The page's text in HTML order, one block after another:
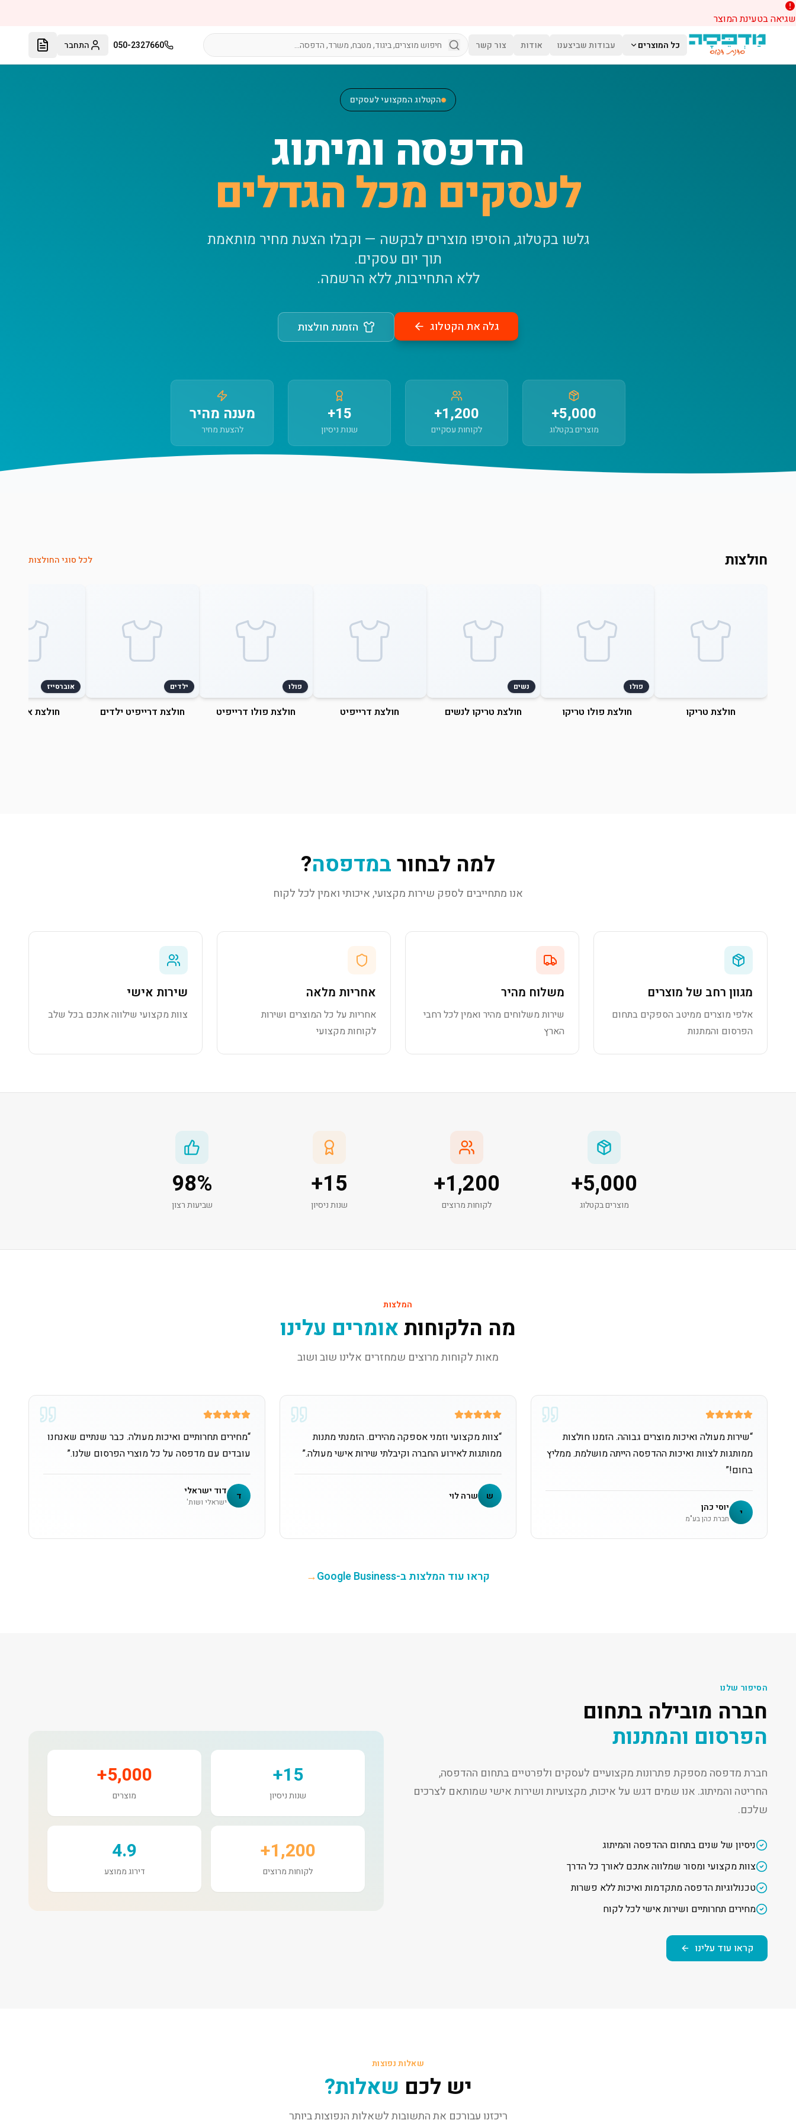
שגיאה בטעינת המוצר
דלג לתוכן הראשי
כל המוצרים עבודות שביצענו אודות צור קשר 050-2327660 התחבר
הקטלוג המקצועי לעסקים
הדפסה ומיתוג
לעסקים מכל הגדלים
גלשו בקטלוג, הוסיפו מוצרים לבקשה — וקבלו הצעת מחיר מותאמת
תוך יום עסקים.
ללא התחייבות, ללא הרשמה.
גלה את הקטלוג הזמנת חולצות
5,000+
מוצרים בקטלוג
1,200+
לקוחות עסקיים
15+
שנות ניסיון
מענה מהיר
להצעת מחיר
חולצות לכל סוגי החולצות
חולצת טריקו
פולו
חולצת פולו טריקו
נשים
חולצת טריקו לנשים חולצת דרייפיט
פולו
חולצת פולו דרייפיט
ילדים
חולצת דרייפיט ילדים
אוברסייז
חולצת
למה לבחורבמדפסה?
אנו מתחייבים לספק שירות מקצועי, איכותי ואמין לכל לקוח
מגוון רחב של מוצרים
אלפי מוצרים ממיטב הספקים בתחום
הפרסום והמתנות
משלוח מהיר
שירות משלוחים מהיר ואמין לכל רחבי
הארץ
אחריות מלאה
אחריות על כל המוצרים ושירות
לקוחות מקצועי
שירות אישי
צוות מקצועי שילווה אתכם בכל שלב
5,000
+
מוצרים בקטלוג
1,200
+
לקוחות מרוצים
15
+
שנות ניסיון
98%
שביעות רצון
המלצות
מה הלקוחותאומרים עלינו
מאות לקוחות מרוצים שמחזרים אלינו שוב ושוב
“שירות מעולה ואיכות מוצרים גבוהה. הזמנו חולצות
ממותגות לצוות ואיכות ההדפסה הייתה מושלמת. ממליץ
בחום!”
י יוסי כהן
חברת כהן בע"מ
“צוות מקצועי וזמני אספקה מהירים. הזמנתי מתנות
ממותגות לאירוע החברה וקיבלתי שירות אישי מעולה.”
ש שרה לוי
“מחירים תחרותיים ואיכות מעולה. כבר שנתיים שאנחנו
עובדים עם מדפסה על כל מוצרי הפרסום שלנו.”
ד דוד ישראלי
ישראלי ושות'
קראו עוד המלצות ב-Google Business →
הסיפור שלנו
חברה מובילה בתחום
הפרסום והמתנות
חברת מדפסה מספקת פתרונות מקצועיים לעסקים ולפרטיים בתחום ההדפסה,
החריטה והמיתוג. אנו שמים דגש על איכות, מקצועיות ושירות אישי שמותאם לצרכים
שלכם.
ניסיון של שנים בתחום ההדפסה והמיתוג
צוות מקצועי ומסור שמלווה אתכם לאורך כל הדרך
טכנולוגיות הדפסה מתקדמות ואיכות ללא פשרות
מחירים תחרותיים ושירות אישי לכל לקוח
קראו עוד עלינו
15+
שנות ניסיון
5,000+
מוצרים
1,200+
לקוחות מרוצים
4.9
דירוג ממוצע
שאלות נפוצות
יש לכם שאלות?
ריכזנו עבורכם את התשובות לשאלות הנפוצות ביותר